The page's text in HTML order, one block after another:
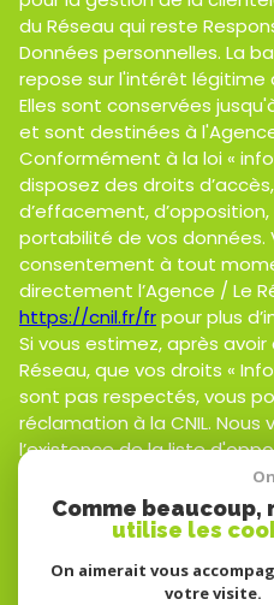
du Réseau qui reste
Données personnelles. La
repose sur l'intérêt légitime
Elles sont conservées
et sont destinées à
Conformément à la loi «
disposez des droits
d’effacement,
portabilité de vos données.
consentement à tout
directement l’Agence / Le
https://cnil.fr/frpour plus
Si vous estimez, après
Réseau, que vos droits «
sont pas respectés, vous
réclamation à la CNIL. Nous
l’existence de la liste
téléphonique « Bloctel »,
inscrire ici :https://
de la protection des
invitons à ne pas inscrire
champ de saisie libre.
Comme beaucoup,
utilise les
On aimerait vous
votre visite.